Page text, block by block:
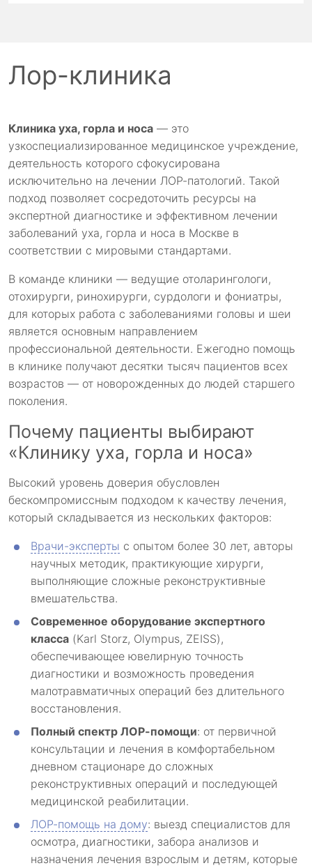
Лор-клиника
Клиника уха, горла и носа — это
узкоспециализированное медицинское учреждение,
деятельность которого сфокусирована
исключительно на лечении ЛОР-патологий. Такой
подход позволяет сосредоточить ресурсы на
экспертной диагностике и эффективном лечении
заболеваний уха, горла и носа в Москве в
соответствии с мировыми стандартами.
В команде клиники — ведущие отоларингологи,
отохирурги, ринохирурги, сурдологи и фониатры,
для которых работа с заболеваниями головы и шеи
является основным направлением
профессиональной деятельности. Ежегодно помощь
в клинике получают десятки тысяч пациентов всех
возрастов — от новорожденных до людей старшего
поколения.
Почему пациенты выбирают
«Клинику уха, горла и носа»
Высокий уровень доверия обусловлен
бескомпромиссным подходом к качеству лечения,
который складывается из нескольких факторов:
Врачи-эксперты с опытом более 30 лет, авторы
научных методик, практикующие хирурги,
выполняющие сложные реконструктивные
вмешательства.
Современное оборудование экспертного
класса (Karl Storz, Olympus, ZEISS),
обеспечивающее ювелирную точность
диагностики и возможность проведения
малотравматичных операций без длительного
восстановления.
Полный спектр ЛОР-помощи: от первичной
консультации и лечения в комфортабельном
дневном стационаре до сложных
реконструктивных операций и последующей
медицинской реабилитации.
ЛОР-помощь на дому: выезд специалистов для
осмотра, диагностики, забора анализов и
назначения лечения взрослым и детям, которые